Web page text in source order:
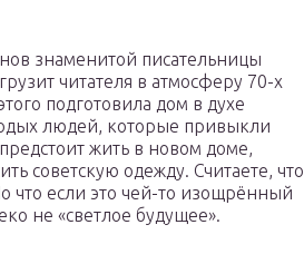
знаменитой писательницы
читателя в атмосферу 70-х
подготовила дом в духе
людей, которые привыкли
жить в новом доме,
советскую одежду. Считаете, что
что если это чей-то изощрённый
не «светлое будущее».